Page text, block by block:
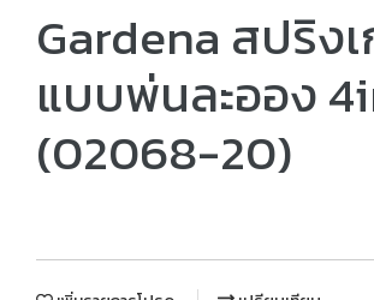
Gardena สปริง
แบบพ่นละออง
(02068-20)